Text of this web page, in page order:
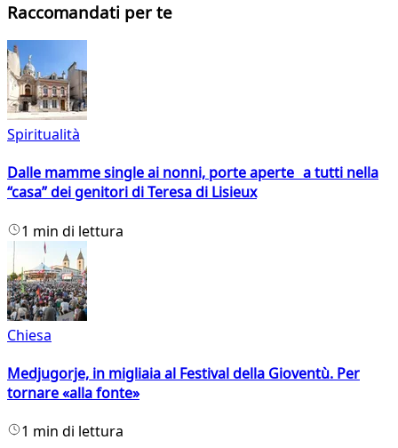
Raccomandati per te
Spiritualità
Dalle mamme single ai nonni, porte aperte a tutti nella
“casa” dei genitori di Teresa di Lisieux
1 min di lettura
Chiesa
Medjugorje, in migliaia al Festival della Gioventù. Per
tornare «alla fonte»
1 min di lettura